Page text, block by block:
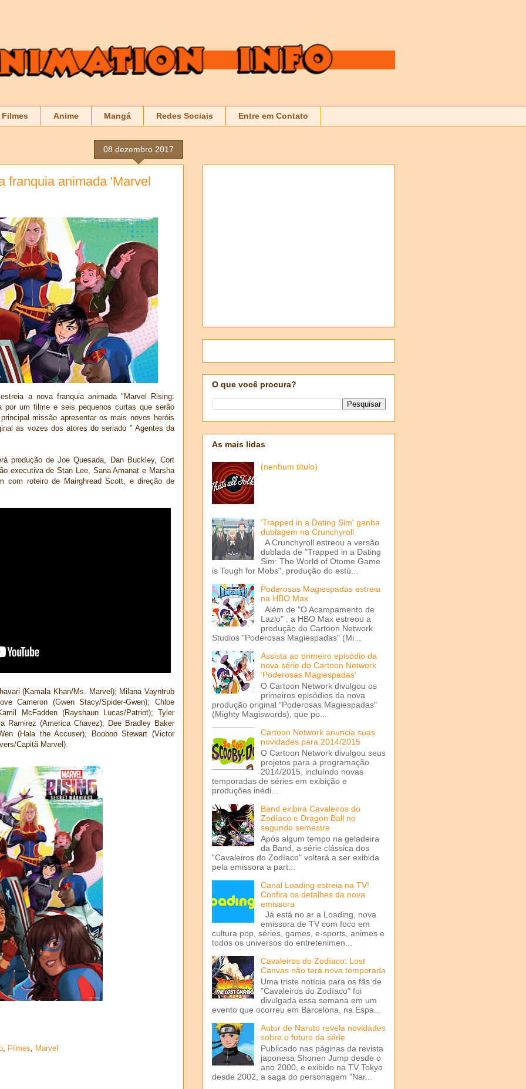
Filmes Anime Mangá Redes Sociais Entre em Contato
08 dezembro 2017
franquia animada 'Marvel
a nova franquia animada "Marvel Rising:
por um filme e seis pequenos curtas que serão
missão apresentar os mais novos heróis
as vozes dos atores do seriado " Agentes da
produção de Joe Quesada, Dan Buckley, Cort
executiva de Stan Lee, Sana Amanat e Marsha
com roteiro de Mairghread Scott, e direção de
(Kamala Khan/Ms. Marvel); Milana Vayntrub
Cameron (Gwen Stacy/Spider-Gwen); Chloe
McFadden (Rayshaun Lucas/Patriot); Tyler
Ramirez (America Chavez); Dee Bradley Baker
(Hala the Accuser); Booboo Stewart (Victor
Capitã Marvel).
, Filmes, Marvel
O que você procura?
As mais lidas
(nenhum título)
'Trapped in a Dating Sim' ganha
dublagem na Crunchyroll
A Crunchyroll estreou a versão
dublada de "Trapped in a Dating
Sim: The World of Otome Game
is Tough for Mobs", produção do estú...
Poderosas Magiespadas estreia
na HBO Max
Além de "O Acampamento de
Lazlo" , a HBO Max estreou a
produção do Cartoon Network
Studios "Poderosas Magiespadas" (Mi...
Assista ao primeiro episódio da
nova série do Cartoon Network
'Poderosas Magiespadas'
O Cartoon Network divulgou os
primeiros episódios da nova
produção original "Poderosas Magiespadas"
(Mighty Magiswords), que po...
Cartoon Network anuncia suas
novidades para 2014/2015
O Cartoon Network divulgou seus
projetos para a programação
2014/2015, incluíndo novas
temporadas de séries em exibição e
produções inédi...
Band exibirá Cavaleiros do
Zodíaco e Dragon Ball no
segundo semestre
Após algum tempo na geladeira
da Band, a série clássica dos
"Cavaleiros do Zodíaco" voltará a ser exibida
pela emissora a part...
Canal Loading estreia na TV!
Confira os detalhes da nova
emissora
Já está no ar a Loading, nova
emissora de TV com foco em
cultura pop, séries, games, e-sports, animes e
todos os universos do entretenimen...
Cavaleiros do Zodíaco: Lost
Canvas não terá nova temporada
Uma triste notícia para os fãs de
"Cavaleiros do Zodíaco" foi
divulgada essa semana em um
evento que ocorreu em Barcelona, na Espa...
Autor de Naruto revela novidades
sobre o futuro da série
Publicado nas páginas da revista
japonesa Shonen Jump desde o
ano 2000, e exibido na TV Tokyo
desde 2002, a saga do personagem "Nar...